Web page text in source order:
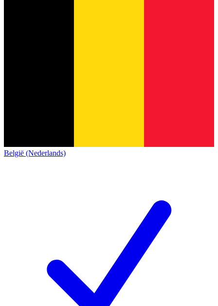
België (Nederlands)